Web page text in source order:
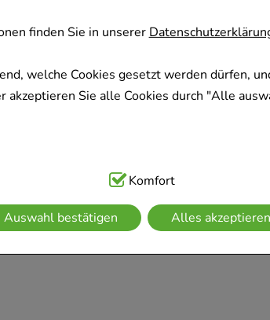
finden Sie in unserer
welche Cookies gesetzt werden dürfen,
akzeptieren Sie alle Cookies durch "Alle
handelt es sich um Cookies, die für die
Navigation, Warenkorb, Kundenkonto),
Komfort
Auswahl bestätigen Alles akzeptieren